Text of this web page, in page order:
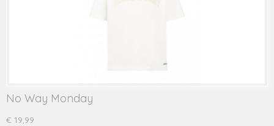
No Way Monday
€ 19,99